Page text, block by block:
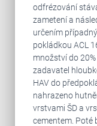
odfrézování
zametení a
určením
pokládkou ACL
množství do
zadavatel
HAV do
nahrazeno
vrstvami ŠD a
cementem. Poté